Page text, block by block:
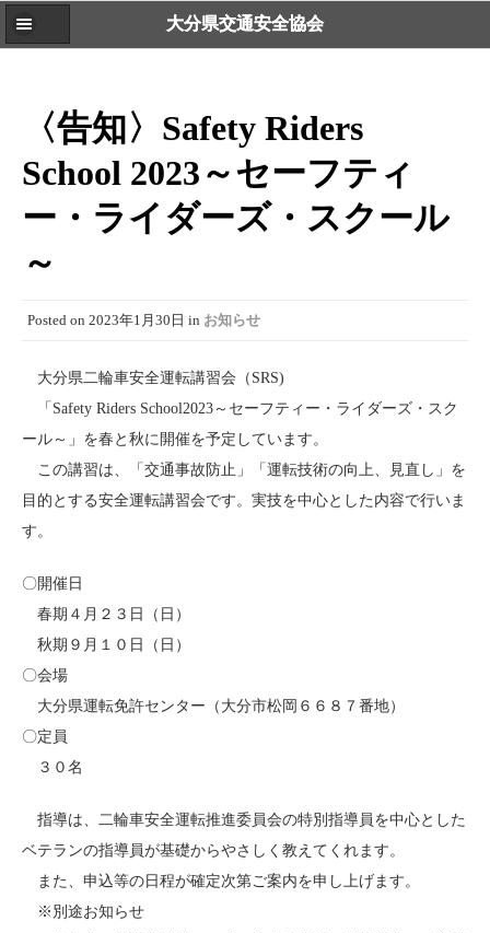
大分県交通安全協会
〈告知〉Safety Riders
School 2023～セーフティ
ー・ライダーズ・スクール
～
Posted on 2023年1月30日 in お知らせ
大分県二輪車安全運転講習会（SRS)
「Safety Riders School2023～セーフティー・ライダーズ・スク
ール～」を春と秋に開催を予定しています。
この講習は、「交通事故防止」「運転技術の向上、見直し」を
目的とする安全運転講習会です。実技を中心とした内容で行いま
す。
〇開催日
春期４月２３日（日）
秋期９月１０日（日）
〇会場
大分県運転免許センター（大分市松岡６６８７番地）
〇定員
３０名
指導は、二輪車安全運転推進委員会の特別指導員を中心とした
ベテランの指導員が基礎からやさしく教えてくれます。
また、申込等の日程が確定次第ご案内を申し上げます。
※別途お知らせ